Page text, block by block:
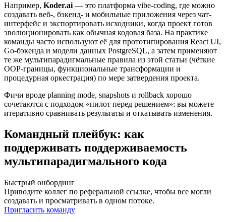
Например, Koder.ai — это платформа vibe-coding, где можно
создавать веб-, бэкенд- и мобильные приложения через чат-
интерфейс и экспортировать исходники, когда проект готов
эволюционировать как обычная кодовая база. На практике
команды часто используют её для прототипирования React UI,
Go-бэкенда и модели данных PostgreSQL, а затем применяют
те же мультипарадигмальные правила из этой статьи (чёткие
OOP-границы, функциональные трансформации и
процедурная оркестрация) по мере затвердения проекта.
Фичи вроде planning mode, snapshots и rollback хорошо
сочетаются с подходом «пилот перед решением»: вы можете
итеративно сравнивать результаты и откатывать изменения.
Командный плейбук: как
поддерживать поддерживаемость
мультипарадигмального кода
Быстрый онбординг
Приводите коллег по реферальной ссылке, чтобы все могли
создавать и просматривать в одном потоке.
Пригласить команду